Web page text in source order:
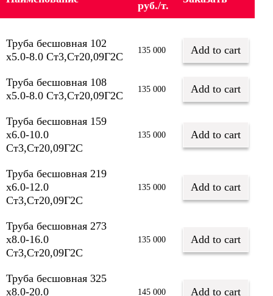
руб./т.
Труба бесшовная 102
х5.0-8.0 Ст3,Ст20,09Г2С
135 000 Add to cart
Труба бесшовная 108
х5.0-8.0 Ст3,Ст20,09Г2С
135 000 Add to cart
Труба бесшовная 159
х6.0-10.0
Ст3,Ст20,09Г2С
135 000 Add to cart
Труба бесшовная 219
х6.0-12.0
Ст3,Ст20,09Г2С
135 000 Add to cart
Труба бесшовная 273
х8.0-16.0
Ст3,Ст20,09Г2С
135 000 Add to cart
Труба бесшовная 325
х8.0-20.0
145 000 Add to cart